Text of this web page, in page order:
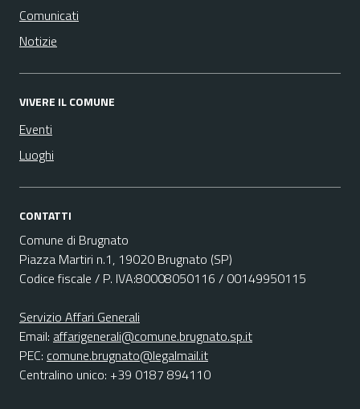
Comunicati
Notizie
VIVERE IL COMUNE
Eventi
Luoghi
CONTATTI
Comune di Brugnato
Piazza Martiri n.1, 19020 Brugnato (SP)
Codice fiscale / P. IVA:80008050116 / 00149950115
Servizio Affari Generali
Email: affarigenerali@comune.brugnato.sp.it
PEC: comune.brugnato@legalmail.it
Centralino unico: +39 0187 894110